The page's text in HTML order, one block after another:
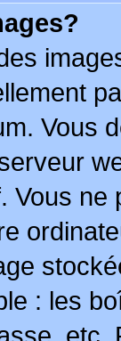
Vous
Vous
: les